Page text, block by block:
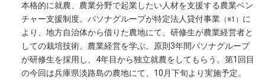
本格的に就農、農業分野で起業したい人材を支援する農業ベン
チャー支援制度。パソナグループが特定法人貸付事業 （※1） に
より、地方自治体から借りた農地にて、研修生が農業経営者と
しての栽培技術、農業経営を学ぶ。原則3年間パソナグループ
が研修生を採用し、4年目から独立就農をしてもらう。第1回目
の今回は兵庫県淡路島の農地にて、10月下旬より実施予定。